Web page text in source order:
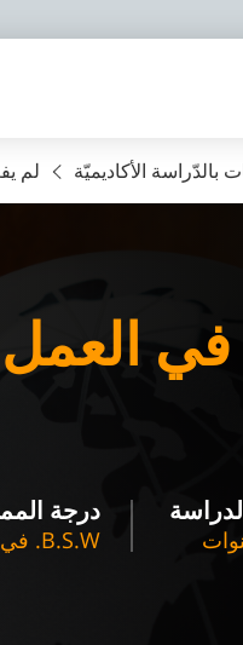
بالدّراسة الأكاديميّة لم
في العمل
درجة
B.S.W. في العمل الاجتماعي